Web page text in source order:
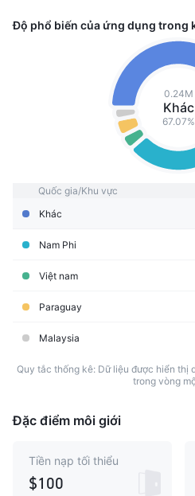
Độ phổ biến của ứng dụng trong
0.24M
Khác
67.07%
Quốc gia/Khu vực
Khác
Nam Phi
Việt nam
Paraguay
Malaysia
Quy tắc thống kê: Dữ liệu được hiển thị
trong vòng
Đặc điểm môi giới
Tiền nạp tối thiểu
$100